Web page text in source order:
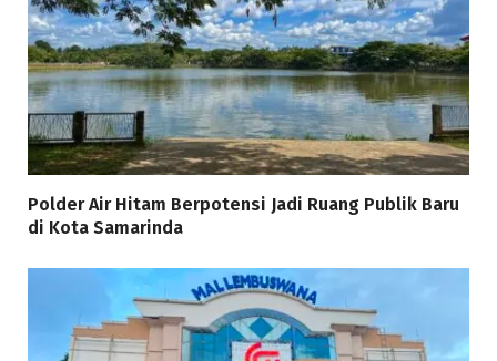
Polder Air Hitam Berpotensi Jadi Ruang Publik Baru
di Kota Samarinda